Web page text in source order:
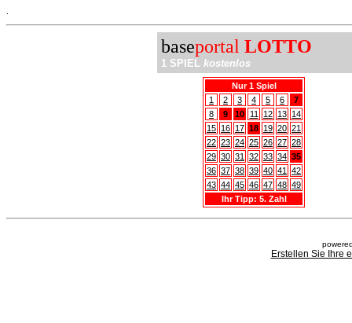
baseportal LOTTO
1 SPIEL kostenlos
Nur 1 Spiel
1
2 3 4 5 6
7
8
9 10 11 12 13 14
15 16 17 18 19 20 21
22 23 24 25 26 27 28
29 30 31 32 33 34 35
36 37 38 39 40 41
42
43 44 45 46 47 48 49
Ihr Tipp: 5. Zahl
Erstellen Sie Ihre